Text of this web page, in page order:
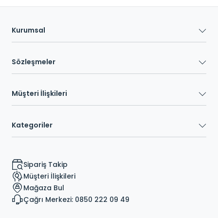
Kurumsal
Sözleşmeler
Müşteri İlişkileri
Kategoriler
Sipariş Takip
Müşteri İlişkileri
Mağaza Bul
Çağrı Merkezi: 0850 222 09 49